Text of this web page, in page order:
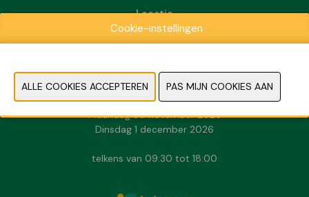
Locatie
Kortrijk Xpo
Doorniksesteenweg 216
Data & Openingsuren
Zondag 29 november 2026
Maandag 30 november 2026
Dinsdag 1 december 2026
telkens van 09:30 tot 18:00
Cookie-instellingen